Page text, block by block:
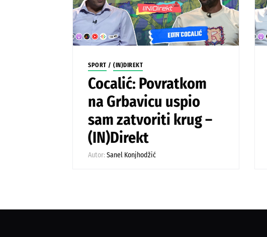
SPORT /(IN)DIREKT
Cocalić: Povratkom
na Grbavicu uspio
sam zatvoriti krug –
(IN)Direkt
Autor:Sanel Konjhodžić